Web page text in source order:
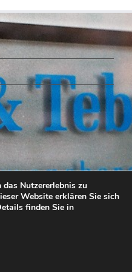
Nutzererlebnis zu
Website erklären Sie sich
finden Sie in